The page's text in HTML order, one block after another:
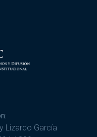
Lizardo García